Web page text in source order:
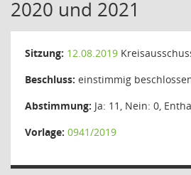
2020 und 2021
Sitzung: 12.08.2019
Beschluss: einstimmig
Abstimmung: Ja: 11, Nein: 0,
Vorlage: 0941/2019